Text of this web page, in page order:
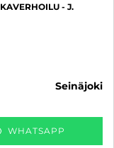
- J.
seinäjoki
WHATSAPP